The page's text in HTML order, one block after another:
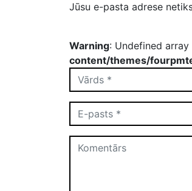
Jūsu e-pasta adrese
Warning: Undefined
content/themes/